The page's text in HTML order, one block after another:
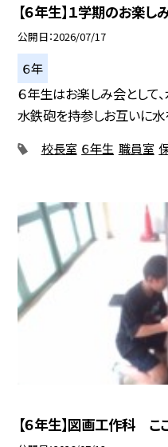
【６年生】１学期のお楽
公開日 2026/07/17
６年
６年生はお楽しみ会として
水鉄砲を持参しお互いに水
校長室 ６年生 職員室
【６年生】図画工作科 こ